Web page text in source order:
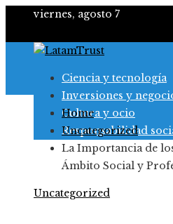
viernes, agosto 7
Ciencia y tecnología
Inversiones y
Cultura y ocio
Responsabilidad
Home
Uncategorized
La Importancia de
Ámbito Social y
Uncategorized